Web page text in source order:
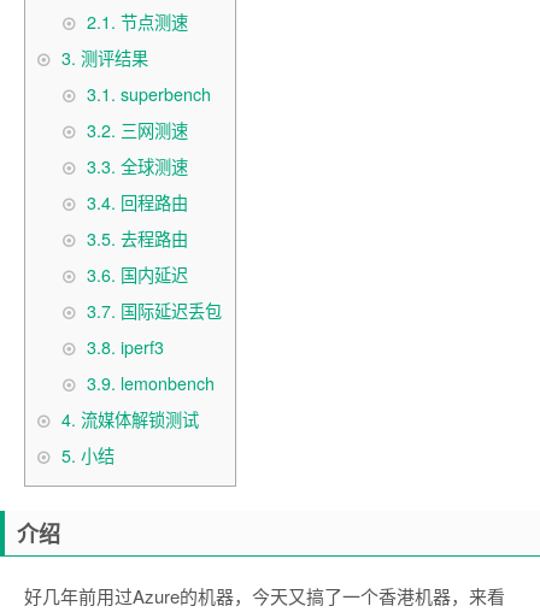
2.1. 节点测速
3. 测评结果
3.1. superbench
3.2. 三网测速
3.3. 全球测速
3.4. 回程路由
3.5. 去程路由
3.6. 国内延迟
3.7. 国际延迟丢包
3.8. iperf3
3.9. lemonbench
4. 流媒体解锁测试
5. 小结
介绍
好几年前用过Azure的机器，今天又搞了一个香港机器，来看